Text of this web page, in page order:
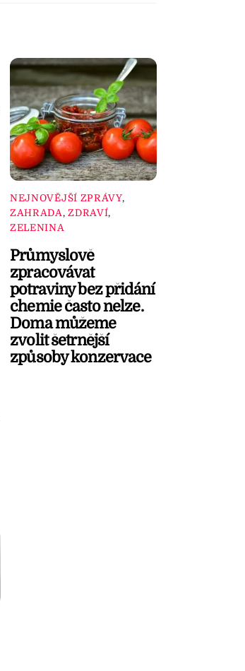
NEJNOVĚJŠÍ ZPRÁVY,
ZAHRADA,ZDRAVÍ,
ZELENINA
Průmyslově
zpracovávat
potraviny bez přidání
chemie často nelze.
Doma můžeme
zvolit šetrnější
způsoby konzervace